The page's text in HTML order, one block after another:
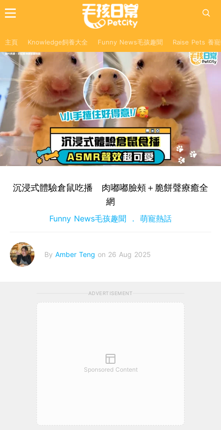
主頁 Knowledge飼養大全 Funny News毛孩趣聞 Raise Pets 養
沉浸式體驗倉鼠吃播 肉嘟嘟臉頰＋脆餅聲療癒全
網
Funny News毛孩趣聞 萌寵熱話
By Amber Teng on 26 Aug 2025
ADVERTISEMENT
Sponsored Content